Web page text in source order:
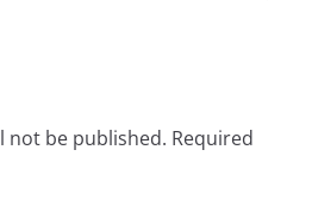
not be published. Required